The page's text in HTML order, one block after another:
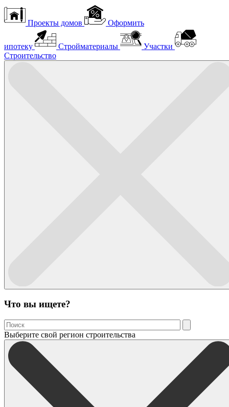
Проекты домов Оформить
ипотеку Стройматериалы
Участки
Строительство
Что вы ищете?
Выберите свой регион строительства